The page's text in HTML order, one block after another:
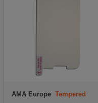
AMA Europe Tempered